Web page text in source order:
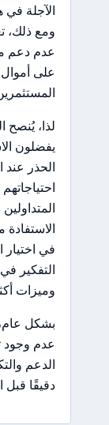
الآجلة
عدم دعم
على
لذا، يُنصح
يفضلون
في اختيار
التفكير
وميزات
عدم وجود
الدعم
دقيقًا قبل